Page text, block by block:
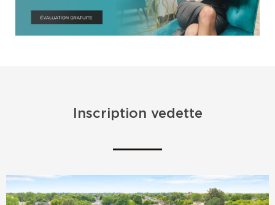
Inscription vedette